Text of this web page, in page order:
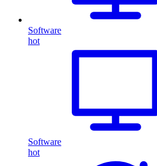
Software
hot
Software
hot